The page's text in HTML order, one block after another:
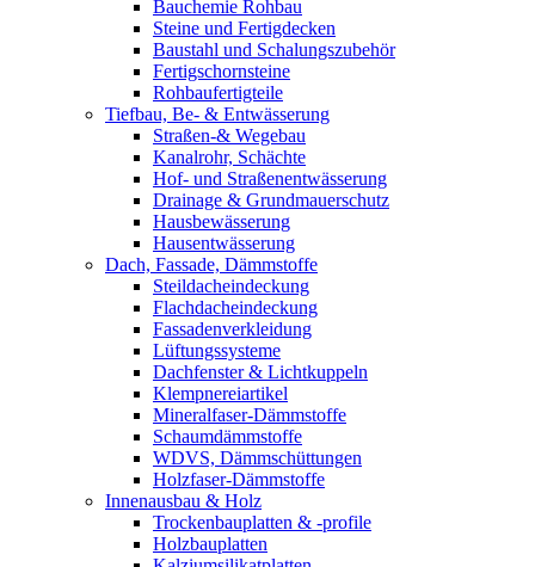
Bauchemie Rohbau
Steine und Fertigdecken
Baustahl und Schalungszubehör
Fertigschornsteine
Rohbaufertigteile
Tiefbau, Be- & Entwässerung
Straßen-& Wegebau
Kanalrohr, Schächte
Hof- und Straßenentwässerung
Drainage & Grundmauerschutz
Hausbewässerung
Hausentwässerung
Dach, Fassade, Dämmstoffe
Steildacheindeckung
Flachdacheindeckung
Fassadenverkleidung
Lüftungssysteme
Dachfenster & Lichtkuppeln
Klempnereiartikel
Mineralfaser-Dämmstoffe
Schaumdämmstoffe
WDVS, Dämmschüttungen
Holzfaser-Dämmstoffe
Innenausbau & Holz
Trockenbauplatten & -profile
Holzbauplatten